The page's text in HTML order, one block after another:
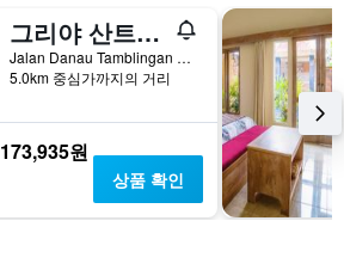
그리야 산트리안 비치 리조트 & 스파
Jalan Danau Tamblingan 47, 덴파사르, 인도네시아
5.0km 중심가까지의 거리
173,935원
상품 확인